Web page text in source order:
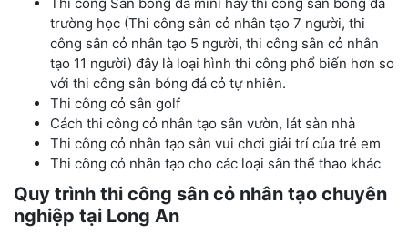
trường học (Thi công sân cỏ nhân tạo 7 người, thi
công sân cỏ nhân tạo 5 người, thi công sân cỏ nhân
tạo 11 người) đây là loại hình thi công phổ biến hơn so
với thi công sân bóng đá cỏ tự nhiên.
Thi công cỏ sân golf
Cách thi công cỏ nhân tạo sân vườn, lát sàn nhà
Thi công cỏ nhân tạo sân vui chơi giải trí của trẻ em
Thi công cỏ nhân tạo cho các loại sân thể thao khác
Quy trình thi công sân cỏ nhân tạo chuyên
nghiệp tại Long An